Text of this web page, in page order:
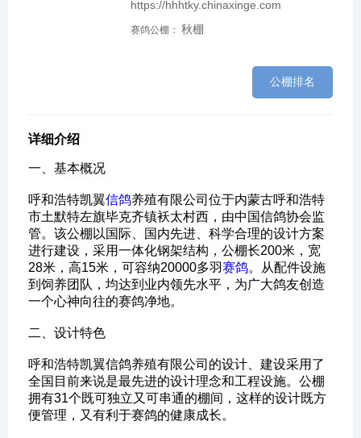
https://hhhtky.chinaxinge.com
赛鸽公棚： 秋棚
公棚排名
详细介绍
一、基本概况‌
呼和浩特凯翼信鸽养殖有限公司位于内蒙古呼和浩特
市土默特左旗毕克齐镇袄太村西，由中国信鸽协会监
管。该公棚以国际、国内先进、科学合理的设计方案
进行建设，采用一体化钢架结构，公棚长200米，宽
28米，高15米，可容纳20000多羽赛鸽。从配件设施
到饲养团队，均达到业内领先水平，为广大鸽友创造
一个心神向往的赛鸽净地。
‌二、设计特色‌
呼和浩特凯翼信鸽养殖有限公司的设计、建设采用了
全国目前来说是最先进的设计理念和工程设施。公棚
拥有31个既可独立又可串通的棚间，这样的设计既方
便管理，又有利于赛鸽的健康成长。